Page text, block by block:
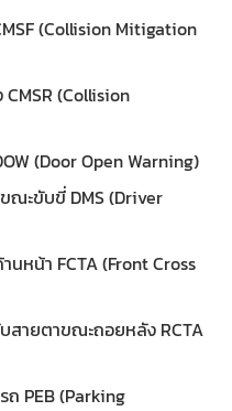
(Collision Mitigation
(Collision
(Door Open Warning)
ณะขับขี่ DMS (Driver
หน้า FCTA (Front Cross
สายตาขณะถอยหลัง RCTA
ถ PEB (Parking